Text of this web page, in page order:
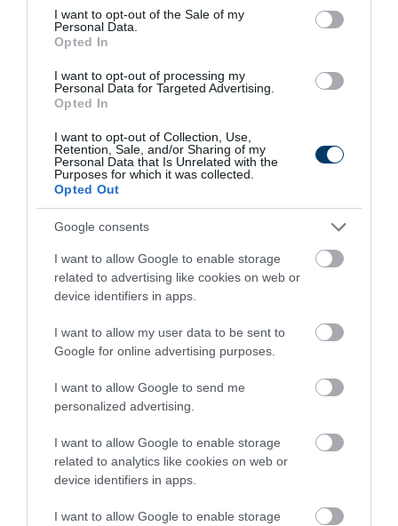
consent section.
I want to opt-out of the Sale of my
Personal Data.
Opted In
I want to opt-out of processing my
Personal Data for Targeted Advertising.
Opted In
I want to opt-out of Collection, Use,
Retention, Sale, and/or Sharing of my
Personal Data that Is Unrelated with the
Purposes for which it was collected.
Opted Out
Google consents
I want to allow Google to enable storage
related to advertising like cookies on web or
device identifiers in apps.
I want to allow my user data to be sent to
Google for online advertising purposes.
I want to allow Google to send me
personalized advertising.
I want to allow Google to enable storage
related to analytics like cookies on web or
device identifiers in apps.
I want to allow Google to enable storage
367 145 394
3 h 53 min
One Teaspoon And All The Worms In The Body
Die Instantly